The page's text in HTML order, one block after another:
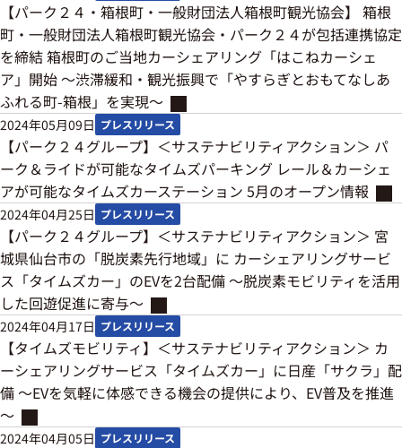
【パーク２４・箱根町・一般財団法人箱根町観光協会】 箱根
町・一般財団法人箱根町観光協会・パーク２４が包括連携協定
を締結 箱根町のご当地カーシェアリング「はこねカーシェ
ア」開始 ～渋滞緩和・観光振興で「やすらぎとおもてなしあ
ふれる町-箱根」を実現～
2024年05月09日 プレスリリース
【パーク２４グループ】＜サステナビリティアクション＞ パ
ーク＆ライドが可能なタイムズパーキング レール＆カーシェ
アが可能なタイムズカーステーション 5月のオープン情報
2024年04月25日 プレスリリース
【パーク２４グループ】＜サステナビリティアクション＞ 宮
城県仙台市の「脱炭素先行地域」に カーシェアリングサービ
ス「タイムズカー」のEVを2台配備 ～脱炭素モビリティを活用
した回遊促進に寄与～
2024年04月17日 プレスリリース
【タイムズモビリティ】＜サステナビリティアクション＞ カ
ーシェアリングサービス「タイムズカー」に日産「サクラ」配
備 ～EVを気軽に体感できる機会の提供により、EV普及を推進
～
2024年04月05日 プレスリリース